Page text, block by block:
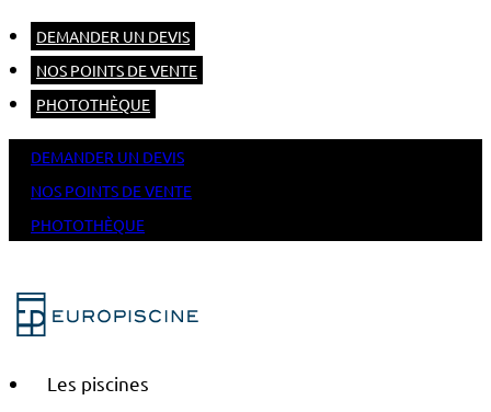
DEMANDER UN DEVIS
NOS POINTS DE VENTE
PHOTOTHÈQUE
DEMANDER UN DEVIS
NOS POINTS DE VENTE
PHOTOTHÈQUE
Les piscines